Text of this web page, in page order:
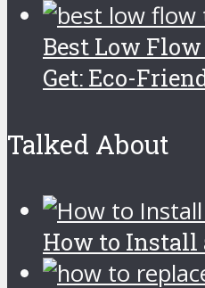
Best Low
Get: Eco-
Talked About
­­­­­­­­­­­­­­­How to Install